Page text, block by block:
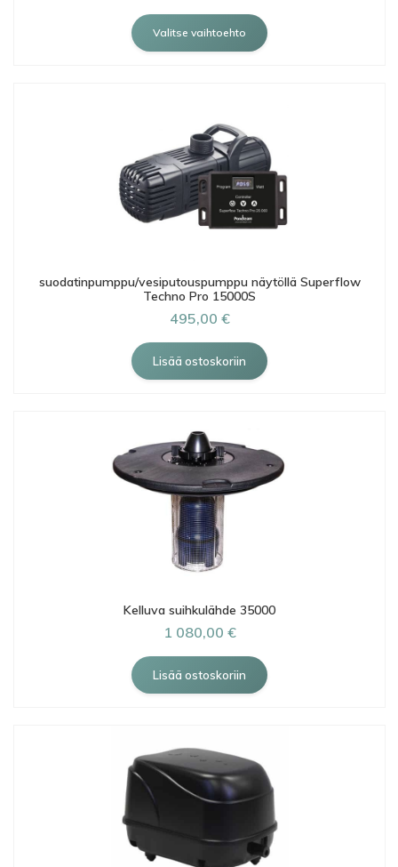
Valitse vaihtoehto
suodatinpumppu/vesiputouspumppu näytöllä Superflow
Techno Pro 15000S
495,00 €
Kelluva suihkulähde 35000
1 080,00 €